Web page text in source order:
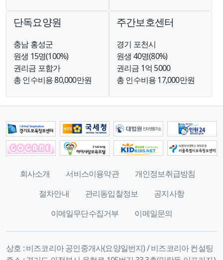
단독요양원
충남 홍성군
원생 15명(100%)
권리금 포함가
총 인수비용 80,000만원
주간보호센터
경기 포천시
원생 40명(80%)
권리금 1억 5000
총 인수비용 17,000만원
회사소개 서비스이용약관
개인정보취급방침
절차안내
관리동입찰정보
공지사항
이메일무단수집거부
이메일문의
상호 :비즈코리아 공인중개사(요양일번지) / 비즈코리아 컨설팅